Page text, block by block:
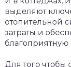
выделяют
отопительной
затраты и
благоприятную
Для того чтобы